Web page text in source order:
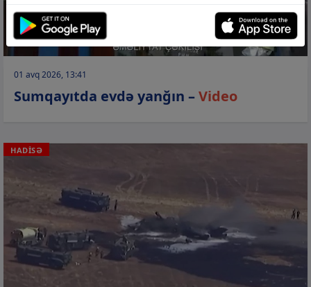
01 avq 2026, 13:41
Sumqayıtda evdə yanğın –Video
HADİSƏ